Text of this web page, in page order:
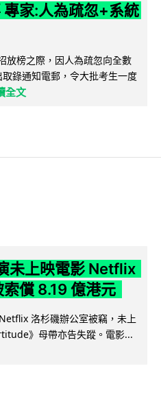
家:人為疏忽+系統
放榜之際，因人為疏忽向全數
錄通知電郵，令大批考生一度
全文
未上映電影 Netflix
償 8.19 億港元
洛杉磯辦公室被竊，未上
》母帶亦告失蹤。電影...